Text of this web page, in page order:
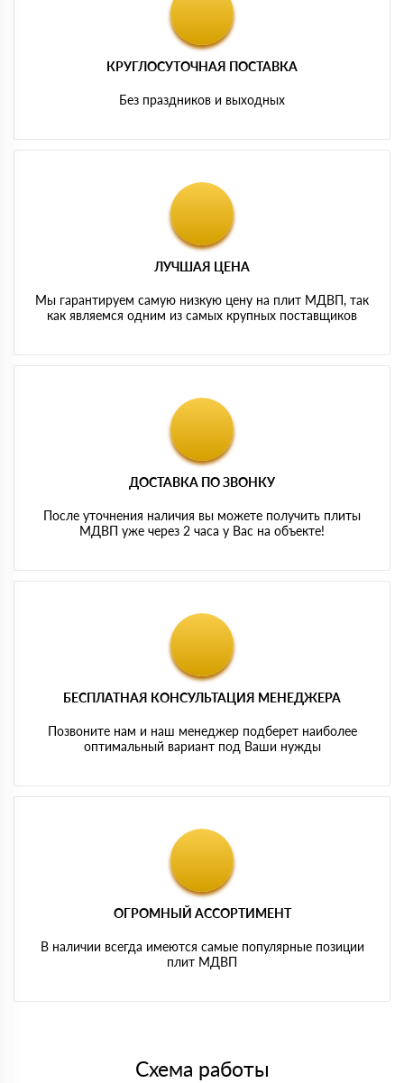
КРУГЛОСУТОЧНАЯ ПОСТАВКА
Без праздников и выходных
ЛУЧШАЯ ЦЕНА
Мы гарантируем самую низкую цену на плит МДВП, так
как являемся одним из самых крупных поставщиков
ДОСТАВКА ПО ЗВОНКУ
После уточнения наличия вы можете получить плиты
МДВП уже через 2 часа у Вас на объекте!
БЕСПЛАТНАЯ КОНСУЛЬТАЦИЯ МЕНЕДЖЕРА
Позвоните нам и наш менеджер подберет наиболее
оптимальный вариант под Ваши нужды
ОГРОМНЫЙ АССОРТИМЕНТ
В наличии всегда имеются самые популярные позиции
плит МДВП
Схема работы